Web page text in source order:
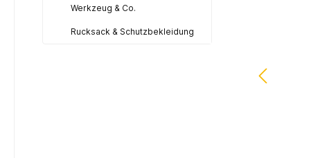
Werkzeug & Co.
Rucksack & Schutzbekleidung